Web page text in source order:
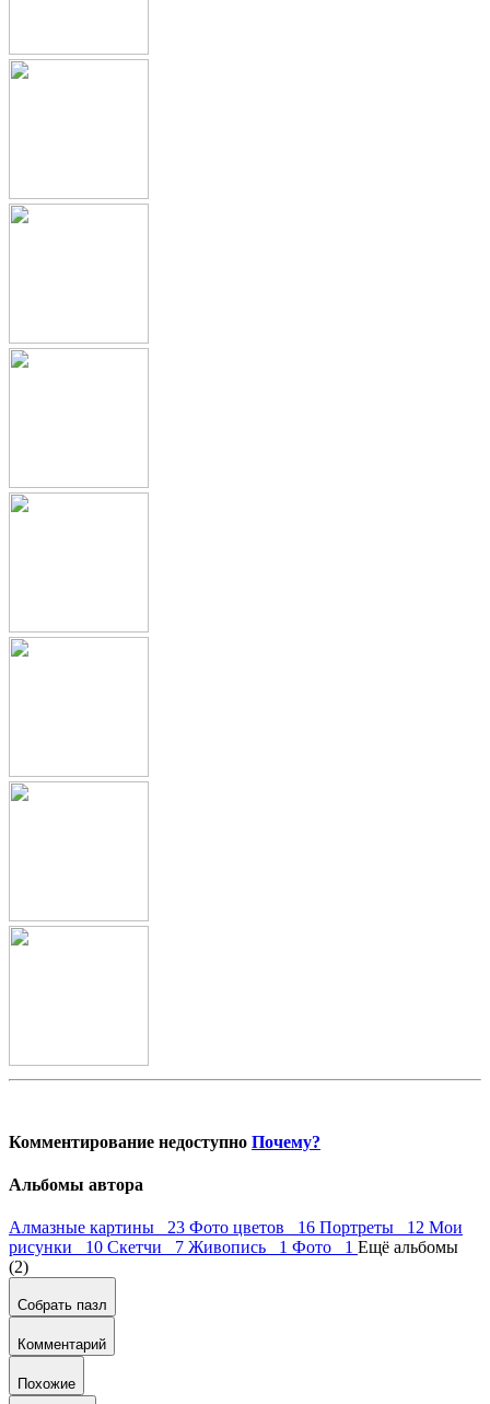
Комментирование недоступно Почему?
Альбомы автора
Алмазные картины 23 Фото цветов 16 Портреты 12 Мои
рисунки 10 Скетчи 7 Живопись 1 Фото 1 Ещё альбомы
(2)
Собрать пазл
Комментарий
Похожие